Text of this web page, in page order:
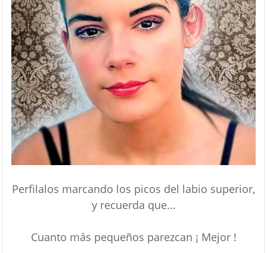
Perfilalos marcando los picos del labio superior,
y recuerda que...
Cuanto más pequeños parezcan ¡ Mejor !